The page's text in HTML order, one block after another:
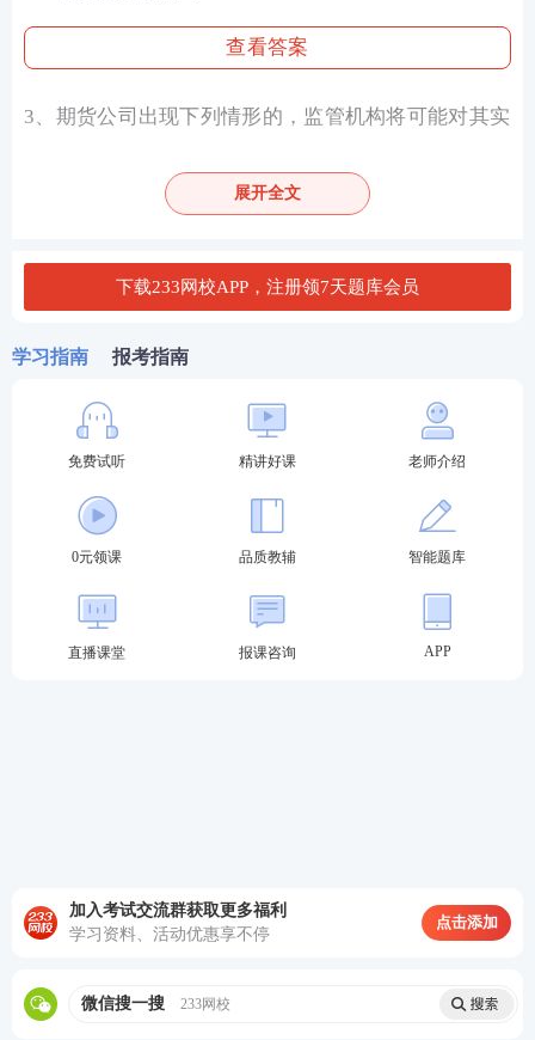
查看答案
3、期货公司出现下列情形的，监管机构将可能对其实
A．未按规定报告董事的处分情况
B．任用未取得任职条件的人员担任董事
C．未按中国证监会的要求更换或者调整高级管理人
员
D．任用中国证监会认定的不适当人选担任高级管理
查看答案
更多模拟套卷、历年 真题、章节练习，欢迎进入233
网校期货从业题库刷题！微信搜索【
233网校期货从
】或者【 233网校金融类题库
】，都可以进入
展开全文
下载233网校APP，注册领7天题库会员
学习指南 报考指南
免费试听 精讲好课 老师介绍
0元领课 品质教辅 智能题库
直播课堂 报课咨询 APP
加入考试交流群获取更多福利
学习资料、活动优惠享不停
点击添加
微信搜一搜 233网校